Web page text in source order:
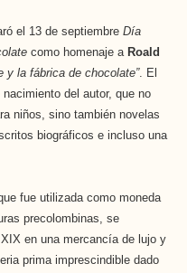
el 13 de septiembre Día
como homenaje a Roald
y la fábrica de chocolate”. El
del autor, que no
niños, sino también novelas
biográficos e incluso una
fue utilizada como moneda
precolombinas, se
en una mercancía de lujo y
prima imprescindible dado